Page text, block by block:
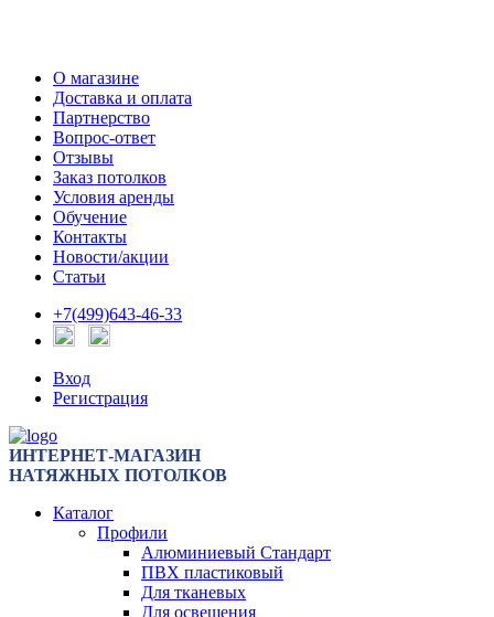
О магазине
Доставка и оплата
Партнерство
Вопрос-ответ
Отзывы
Заказ потолков
Условия аренды
Обучение
Контакты
Новости/акции
Статьи
+7(499)643-46-33
Вход
Регистрация
ИНТЕРНЕТ-МАГАЗИН
НАТЯЖНЫХ ПОТОЛКОВ
Каталог
Профили
Алюминиевый Стандарт
ПВХ пластиковый
Для тканевых
Для освещения